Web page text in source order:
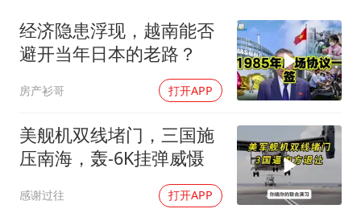
两名乘客在飞机上因调节座椅起冲突
AI会终结印度“外包神话”吗
夯实基础开新局
经济隐患浮现，越南能否
避开当年日本的老路？
房产衫哥 打开APP
美舰机双线堵门，三国施
压南海，轰-6K挂弹威慑
感谢过往 打开APP